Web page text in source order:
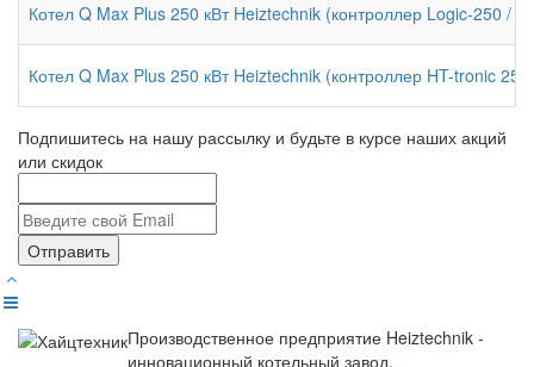
Котел Q Max Plus 250 кВт Heiztechnik (контроллер Logic-250 /
Котел Q Max Plus 250 кВт Heiztechnik (контроллер HT-tronic
Подпишитесь на нашу рассылку и будьте в курсе наших акций
или скидок
Отправить
Производственное предприятие Heiztechnik -
инновационный котельный завод,